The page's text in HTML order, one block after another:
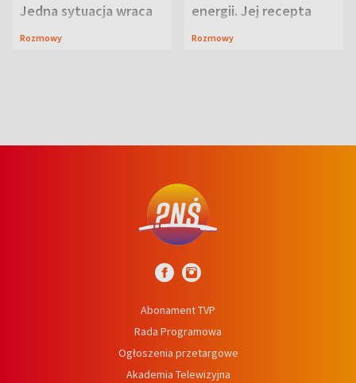
Jedna sytuacja wraca
jak bumerang
Rozmowy
energii. Jej recepta
jest zaskakująco
Rozmowy
Abonament TVP
Rada Programowa
Ogłoszenia przetargowe
Akademia Telewizyjna